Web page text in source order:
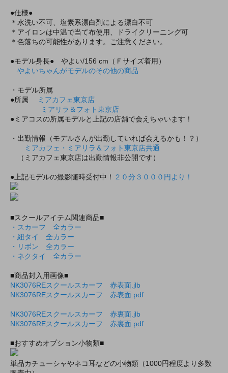
●仕様●
＊水洗い不可、塩素系漂白剤による漂白不可
＊アイロンは中温で当て布使用、ドライクリーニング可
＊色落ちの可能性があります。ご注意ください。
●モデル身長● やよい/156 cm（Ｆサイズ着用）
やよいちゃんがモデルのその他の商品
・モデル所属
●所属
ミアカフェ東京店
ミアリラ＆フォト東京店
●ミアコスの所属モデルと上記の店舗で会えちゃいます！
・出勤情報（モデルさんが出勤していれば会えるかも！？）
ミアカフェ・ミアリラ＆フォト東京店共通
（ミアカフェ東京店は出勤情報非公開です）
●上記モデルの撮影随時受付中！ ２０分３０００円より！
■スクールアイテム関連商品■
・スカーフ 全カラー
・紐タイ 全カラー
・リボン 全カラー
・ネクタイ 全カラー
■商品封入用画像■
NK3076REスクールスカーフ 赤表面.jlb
NK3076REスクールスカーフ 赤表面.pdf
NK3076REスクールスカーフ 赤裏面.jlb
NK3076REスクールスカーフ 赤裏面.pdf
■おすすめオプション小物類■
単品カチューシャやネコ耳などの小物類（1000円程度より多数